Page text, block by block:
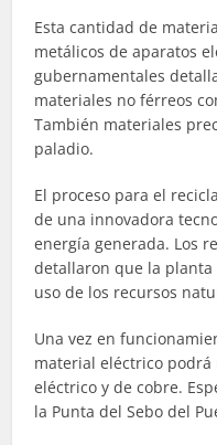
Esta cantidad de
metálicos de aparatos
gubernamentales
materiales no férreos
También materiales
paladio.
El proceso para el
de una innovadora
energía generada. Los
detallaron que la
uso de los recursos
Una vez en
material eléctrico
eléctrico y de cobre.
la Punta del Sebo del